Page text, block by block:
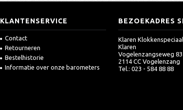
KLANTENSERVICE
Contact
Retourneren
Bestelhistorie
Informatie over onze barometers
BEZOEKADRES
Klaren
Klaren
Vogelenzangseweg 83
2114 CC Vogelenzang
Tel.: 023 - 584 88 88